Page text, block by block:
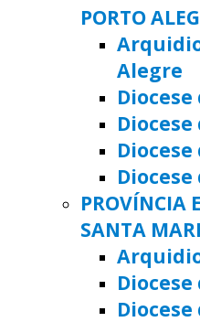
PORTO
Alegre
Diocese
PROVÍNCIA
SANTA